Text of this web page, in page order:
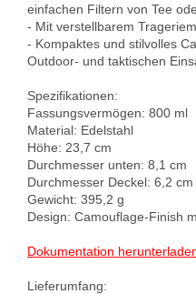
einfachen Filtern von Tee
- Mit verstellbarem
- Kompaktes und stilvolles
Outdoor- und taktischen
Spezifikationen:
Fassungsvermögen: 800 ml
Material: Edelstahl
Höhe: 23,7 cm
Durchmesser unten: 8,1 cm
Durchmesser Deckel: 6,2 cm
Gewicht: 395,2 g
Design: Camouflage-Finish
Dokumentation
Lieferumfang: